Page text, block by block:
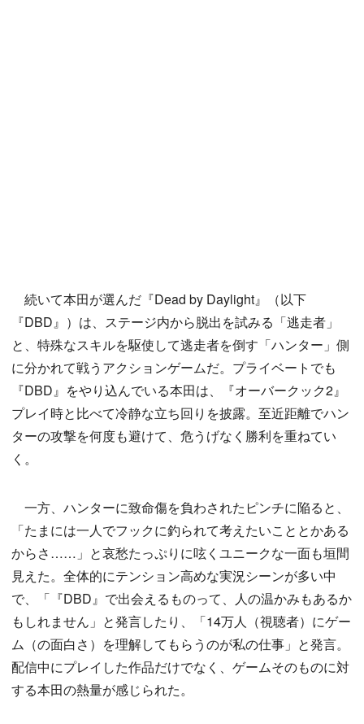
続いて本田が選んだ『Dead by Daylight』（以下
『DBD』）は、ステージ内から脱出を試みる「逃走者」
と、特殊なスキルを駆使して逃走者を倒す「ハンター」側
に分かれて戦うアクションゲームだ。プライベートでも
『DBD』をやり込んでいる本田は、『オーバークック2』
プレイ時と比べて冷静な立ち回りを披露。至近距離でハン
ターの攻撃を何度も避けて、危うげなく勝利を重ねてい
く。
一方、ハンターに致命傷を負わされたピンチに陥ると、
「たまには一人でフックに釣られて考えたいこととかある
からさ……」と哀愁たっぷりに呟くユニークな一面も垣間
見えた。全体的にテンション高めな実況シーンが多い中
で、「『DBD』で出会えるものって、人の温かみもあるか
もしれません」と発言したり、「14万人（視聴者）にゲー
ム（の面白さ）を理解してもらうのが私の仕事」と発言。
配信中にプレイした作品だけでなく、ゲームそのものに対
する本田の熱量が感じられた。